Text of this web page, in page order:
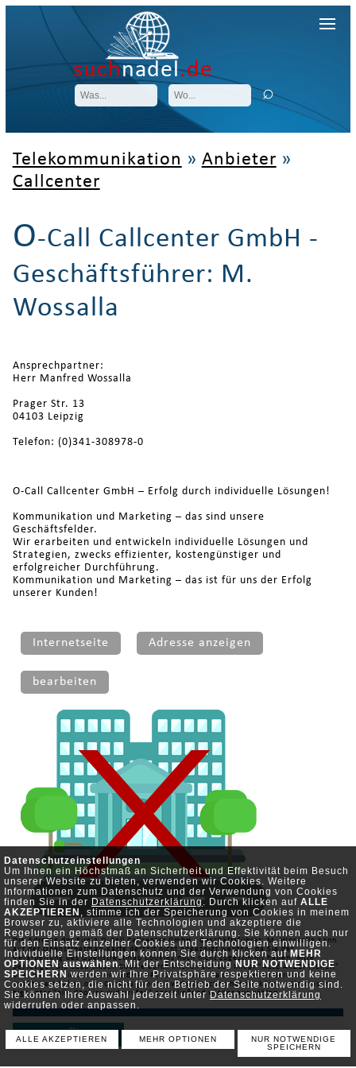
Datenschutzeinstellungen
Um Ihnen ein Höchstmaß an Sicherheit und Effektivität beim Besuch
unserer Website zu bieten, verwenden wir Cookies. Weitere
Informationen zum Datenschutz und der Verwendung von Cookies
finden Sie in der Datenschutzerklärung. Durch klicken auf ALLE
AKZEPTIEREN , stimme ich der Speicherung von Cookies in meinem
Browser zu, aktiviere alle Technologien und akzeptiere die
Regelungen gemäß der Datenschutzerklärung. Sie können auch nur
für den Einsatz einzelner Cookies und Technologien einwilligen.
Individuelle Einstellungen können Sie durch klicken auf MEHR
OPTIONEN auswählen. Mit der EntscheidungNUR NOTWENDIGE
SPEICHERN werden wir Ihre Privatsphäre respektieren und keine
Cookies setzen, die nicht für den Betrieb der Seite notwendig sind.
Sie können Ihre Auswahl jederzeit unterDatenschutzerklärung
widerrufen oder anpassen.
ALLE AKZEPTIEREN MEHR OPTIONEN
NUR NOTWENDIGE
SPEICHERN
suchnadel.de
Telekommunikation » Anbieter »
Callcenter
O-Call Callcenter GmbH -
Geschäftsführer: M.
Wossalla
Ansprechpartner:
Herr Manfred Wossalla
Prager Str. 13
04103 Leipzig
Telefon: (0)341-308978-0
O-Call Callcenter GmbH – Erfolg durch individuelle Lösungen!
Kommunikation und Marketing – das sind unsere
Geschäftsfelder.
Wir erarbeiten und entwickeln individuelle Lösungen und
Strategien, zwecks effizienter, kostengünstiger und
erfolgreicher Durchführung.
Kommunikation und Marketing – das ist für uns der Erfolg
unserer Kunden!
Internetseite Adresse anzeigen
bearbeiten
Die Adresse der Firma O-Call Callcenter GmbH - Geschäftsführer: M. Wossalla kann
auf der Openstreetmap-Karte derzeit nicht angezeigt werden, da Sie der
Verarbeitung des Openstreetmap Cookies noch nicht zugestimmt haben. Bitte
bestätigen Sie dazu diesen Cookie durch klicken auf den Knopf "ALLE AKZEPTIEREN"
oder wählen Sie ihn unter "MEHR OPTIONEN" aus. Falls Sie diesen bereits
deaktiviert haben oder Cookies generell widersprochen haben, können Sie diesen
hierunter "alle Cookies widerrufen" anschließend wieder auswählen.
ZURÜCK